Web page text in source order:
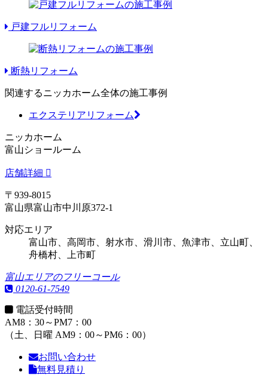
戸建フルリフォーム
断熱リフォーム
関連するニッカホーム全体の施工事例
エクステリアリフォーム
ニッカホーム
富山ショールーム
店舗詳細
〒939-8015
富山県富山市中川原372-1
対応エリア
富山市、高岡市、射水市、滑川市、魚津市、立山町、
舟橋村、上市町
富山エリアのフリーコール
0120-61-7549
電話受付時間
AM8：30～PM7：00
（土、日曜 AM9：00～PM6：00）
お問い合わせ
無料見積り